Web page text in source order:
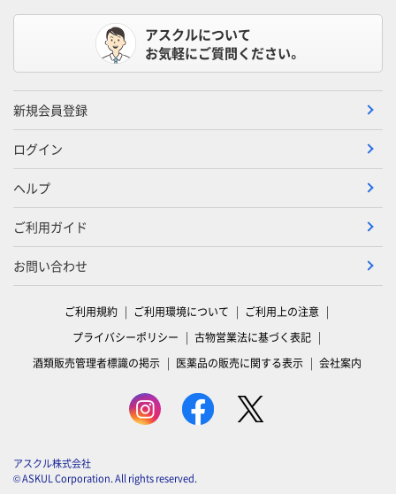
アスクルについて
お気軽にご質問ください。
新規会員登録
ログイン
ヘルプ
ご利用ガイド
お問い合わせ
ご利用規約 ご利用環境について
ご利用上の注意
プライバシーポリシー
古物営業法に基づく表記
酒類販売管理者標識の掲示
医薬品の販売に関する表示 会社案内
アスクル株式会社
© ASKUL Corporation. All rights reserved.